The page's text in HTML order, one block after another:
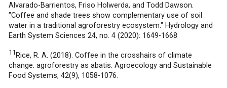
Alvarado-Barrientos, Friso Holwerda, and Todd Dawson.
"Coffee and shade trees show complementary use of soil
water in a traditional agroforestry ecosystem." Hydrology and
Earth System Sciences 24, no. 4 (2020): 1649-1668
11 Rice, R. A. (2018). Coffee in the crosshairs of climate
change: agroforestry as abatis. Agroecology and Sustainable
Food Systems, 42(9), 1058-1076.